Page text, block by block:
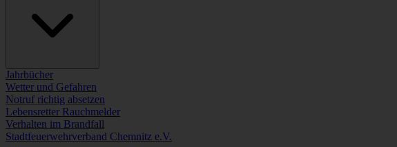
Jahrbücher
Wetter und Gefahren
Notruf richtig absetzen
Lebensretter Rauchmelder
Verhalten im Brandfall
Stadtfeuerwehrverband Chemnitz e.V.